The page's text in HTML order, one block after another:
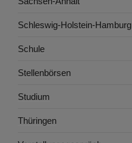
Schleswig-Holstein-Hamburg
Schule
Stellenbörsen
Studium
Thüringen